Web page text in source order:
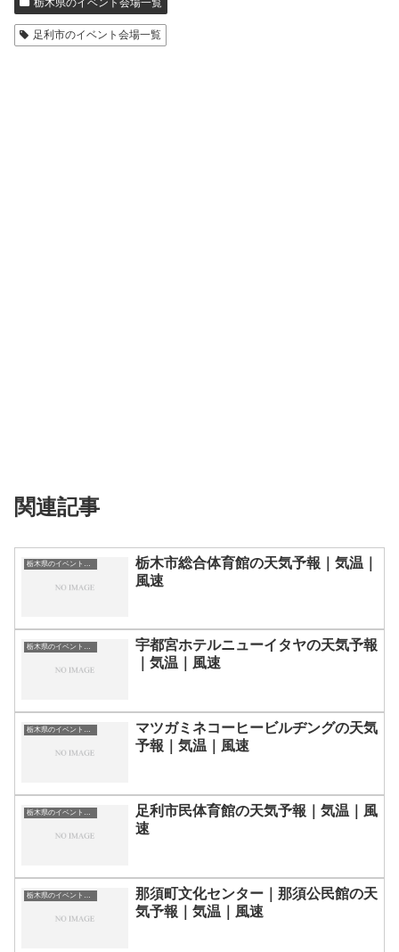
足利市のイベント会場一覧
関連記事
栃木県のイベント会場一覧
栃木市総合体育館の天気予報｜気温｜
風速
栃木県のイベント会場一覧
宇都宮ホテルニューイタヤの天気予報
｜気温｜風速
栃木県のイベント会場一覧
マツガミネコーヒービルヂングの天気
予報｜気温｜風速
栃木県のイベント会場一覧
足利市民体育館の天気予報｜気温｜風
速
栃木県のイベント会場一覧
那須町文化センター｜那須公民館の天
気予報｜気温｜風速